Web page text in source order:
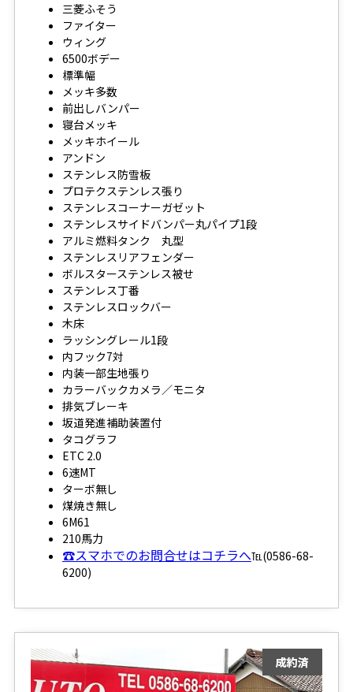
三菱ふそう
ファイター
ウィング
6500ボデー
標準幅
メッキ多数
前出しバンパー
寝台メッキ
メッキホイール
アンドン
ステンレス防雪板
プロテクステンレス張り
ステンレスコーナーガゼット
ステンレスサイドバンパー丸パイプ1段
アルミ燃料タンク 丸型
ステンレスリアフェンダー
ボルスターステンレス被せ
ステンレス丁番
ステンレスロックバー
木床
ラッシングレール1段
内フック7対
内装一部生地張り
カラーバックカメラ／モニタ
排気ブレーキ
坂道発進補助装置付
タコグラフ
ETC 2.0
6速MT
ターボ無し
煤焼き無し
6M61
210馬力
☎スマホでのお問合せはコチラへ℡(0586-68-
6200)